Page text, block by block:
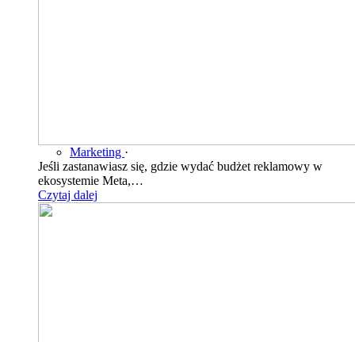
Marketing ·
Jeśli zastanawiasz się, gdzie wydać budżet reklamowy w
ekosystemie Meta,…
Czytaj dalej